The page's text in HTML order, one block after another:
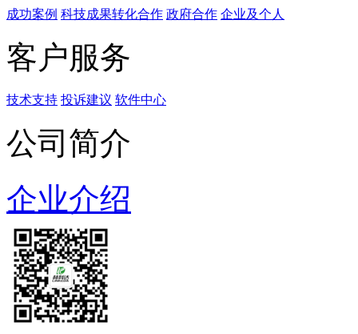
成功案例 科技成果转化合作 政府合作 企业及个人
客户服务
技术支持 投诉建议 软件中心
公司简介
企业介绍